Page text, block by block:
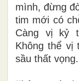
mình, đừng
tim mới có
Càng vị kỷ
Không thể vị
sầu thất vọng.